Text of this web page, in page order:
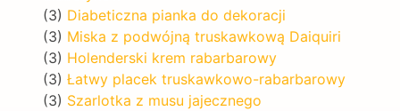
(3) Diabeticzna pianka do dekoracji
(3) Miska z podwójną truskawkową Daiquiri
(3) Holenderski krem rabarbarowy
(3) Łatwy placek truskawkowo-rabarbarowy
(3) Szarlotka z musu jajecznego